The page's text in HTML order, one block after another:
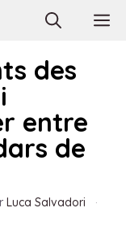
des
entre
de
Luca Salvadori
·